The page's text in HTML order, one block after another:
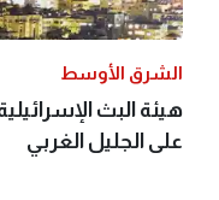
الشرق الأوسط
على الجليل الغربي